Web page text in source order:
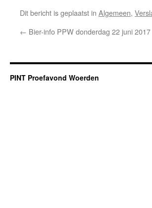
Dit bericht is geplaatst in Algemeen,
← Bier-info PPW donderdag 22 juni 2017
PINT Proefavond Woerden